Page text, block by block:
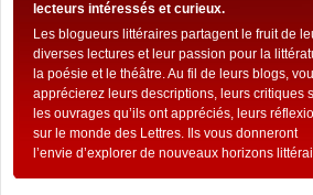
lecteurs intéressés et curieux.
Les blogueurs littéraires partagent le fruit de
diverses lectures et leur passion pour la
la poésie et le théâtre. Au fil de leurs blogs,
apprécierez leurs descriptions, leurs critiques
les ouvrages qu’ils ont appréciés, leurs
sur le monde des Lettres. Ils vous donneront
l’envie d’explorer de nouveaux horizons